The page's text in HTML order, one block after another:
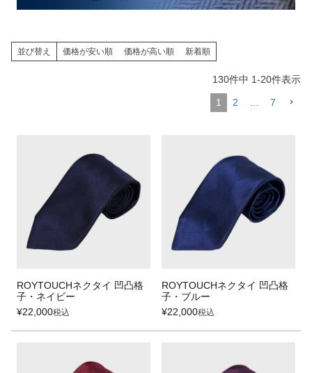
並び替え 価格が安い順 価格が高い順 新着順
130件中 1-20件表示
1 2 7
ROYTOUCHネクタイ 凹凸格
子・ネイビー
¥22,000税込
ROYTOUCHネクタイ 凹凸格
子・ブルー
¥22,000税込